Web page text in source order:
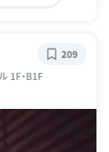
1F・B1F
209